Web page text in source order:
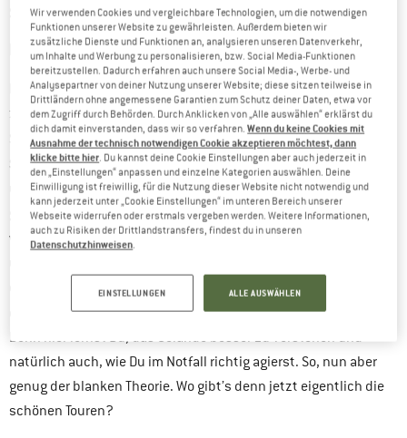
gibt dirunsere Packliste.
EINSTEIGERFREUNDLICH ABER NICHT UNGEFÄHRLICH
Bevor wir mit den Tourentipps anfangen, noch ein kurzes Wort
zum Thema Anspruch: wie schon erwähnt ist das
Schneeschuhgehen eine sehreinsteigerfreundliche Outdoor-
Sportart, und wenn Du nicht gerade im alpinen Gelände
unterwegs bist, auch eine sichere. Dennoch gilt wie immer und
gerade nochmal explizit im Winter, dass Du externe Faktoren,
wieWetter, Hanglage und Co. natürlichauf dem Schirm
dass Du bei häufigem Aufenthalt oberhalb der Baumgrenze
durchaus auchüber einen Lawinenkurs nachdenken
Denn hier lernst Du, das Gelände besser zu verstehen und
natürlich auch, wie Du im Notfall richtig agierst. So, nun aber
genug der blanken Theorie. Wo gibt’s denn jetzt eigentlich die
schönen Touren?
Wir verwenden Cookies und vergleichbare Technologien, um die notwendigen
Funktionen unserer Website zu gewährleisten. Außerdem bieten wir
zusätzliche Dienste und Funktionen an, analysieren unseren Datenverkehr,
um Inhalte und Werbung zu personalisieren, bzw. Social Media-Funktionen
bereitzustellen. Dadurch erfahren auch unsere Social Media-, Werbe- und
Analysepartner von deiner Nutzung unserer Website; diese sitzen teilweise in
Drittländern ohne angemessene Garantien zum Schutz deiner Daten, etwa vor
dem Zugriff durch Behörden. Durch Anklicken von „Alle auswählen“ erklärst du
dich damit einverstanden, dass wir so verfahren.Wenn du keine Cookies mit
Ausnahme der technisch notwendigen Cookie akzeptieren möchtest, dann
klicke bitte hier. Du kannst deine Cookie Einstellungen aber auch jederzeit in
den „Einstellungen“ anpassen und einzelne Kategorien auswählen. Deine
Einwilligung ist freiwillig, für die Nutzung dieser Website nicht notwendig und
kann jederzeit unter „Cookie Einstellungen“ im unteren Bereich unserer
Webseite widerrufen oder erstmals vergeben werden. Weitere Informationen,
auch zu Risiken der Drittlandstransfers, findest du in unseren
Datenschutzhinweisen.
EINSTELLUNGEN ALLE AUSWÄHLEN